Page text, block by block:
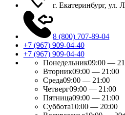
г. Екатеринбург, ул.
8 (800) 707-89-04
+7 (967) 909-04-40
+7 (967) 909-04-40
Понедельник09:00 —
Вторник09:00 — 21:00
Среда09:00 — 21:00
Четверг09:00 — 21:00
Пятница09:00 — 21:00
Суббота10:00 — 20:00